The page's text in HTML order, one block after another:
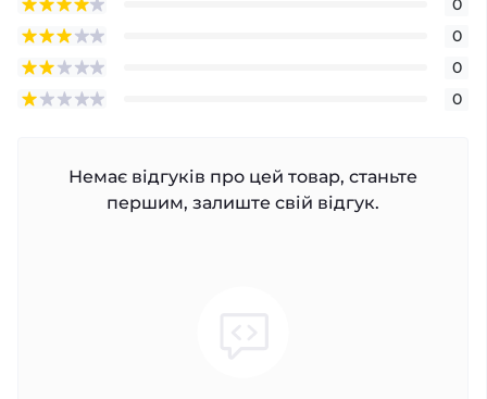
0
0
0
Немає відгуків про цей товар, станьте
першим, залиште свій відгук.